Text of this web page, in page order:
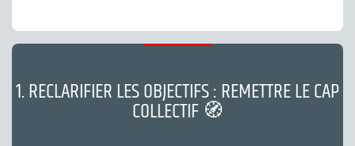
1. RECLARIFIER LES OBJECTIFS : REMETTRE LE CAP
COLLECTIF 🧭